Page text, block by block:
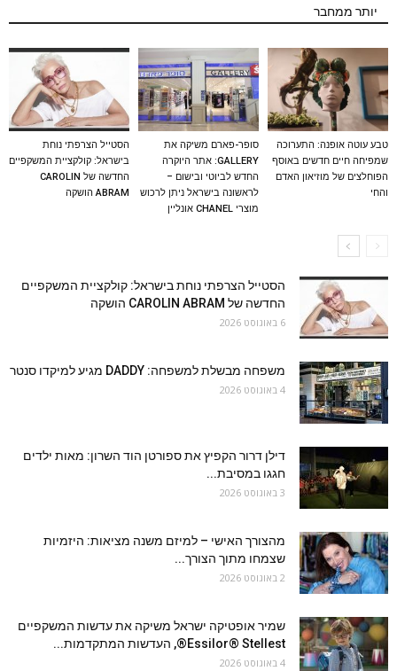
יותר ממחבר
טבע עוטה אופנה: התערוכה
שמפיחה חיים חדשים באוסף
הפוחלצים של מוזיאון האדם
והחי
סופר-פארם משיקה את
GALLERY: אתר היוקרה
החדש לביוטי ובישום –
לראשונה בישראל ניתן לרכוש
מוצרי CHANEL אונליין
הסטייל הצרפתי נוחת
בישראל: קולקציית המשקפיים
החדשה של CAROLIN
ABRAM הושקה
הסטייל הצרפתי נוחת בישראל: קולקציית המשקפיים
החדשה של CAROLIN ABRAM הושקה
6 באוגוסט 2026
משפחה מבשלת למשפחה: DADDY מגיע למיקדו סנטר
4 באוגוסט 2026
דילן דרור הקפיץ את ספורטן הוד השרון: מאות ילדים
חגגו במסיבת...
3 באוגוסט 2026
מהצורך האישי – למיזם משנה מציאות: היזמיות
שצמחו מתוך הצורך...
2 באוגוסט 2026
שמיר אופטיקה ישראל משיקה את עדשות המשקפיים
Essilor® Stellest®, העדשות המתקדמות...
4 באוגוסט 2026